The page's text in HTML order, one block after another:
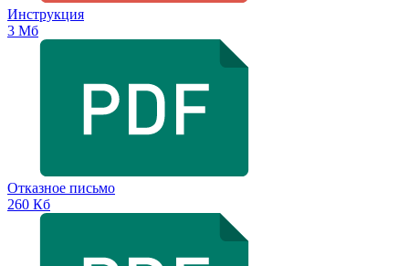
Инструкция
3 Мб
Отказное письмо
260 Кб